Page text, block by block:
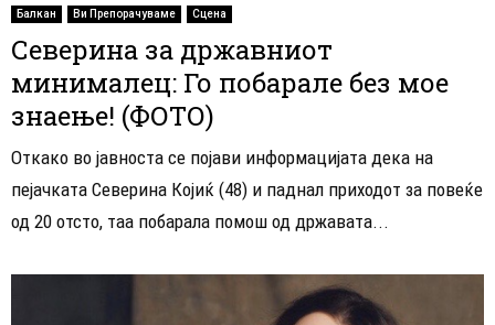
Балкан Ви Препорачуваме Сцена
Северина за државниот
минималец: Го побарале без мое
знаење! (ФОТО)
Откако во јавноста се појави информацијата дека на
пејачката Северина Којиќ (48) и паднал приходот за повеќе
од 20 отсто, таа побарала помош од државата...